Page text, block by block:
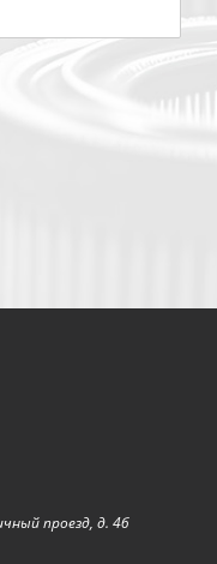
проезд, д. 4б